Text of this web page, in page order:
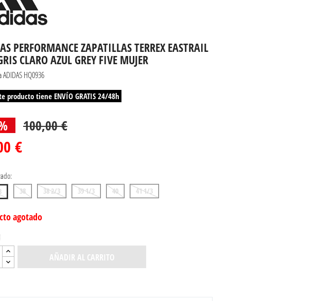
PERFORMANCE ZAPATILLAS TERREX EASTRAIL
CLARO AZUL GREY FIVE MUJER
ADIDAS HQ0936
producto tiene ENVÍO GRATIS 24/48h
100,00 €
€
38 38 2/3 39 1/3 40 41 1/3
agotado
AÑADIR AL CARRITO